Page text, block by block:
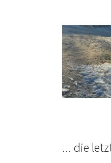
Show larger
... die